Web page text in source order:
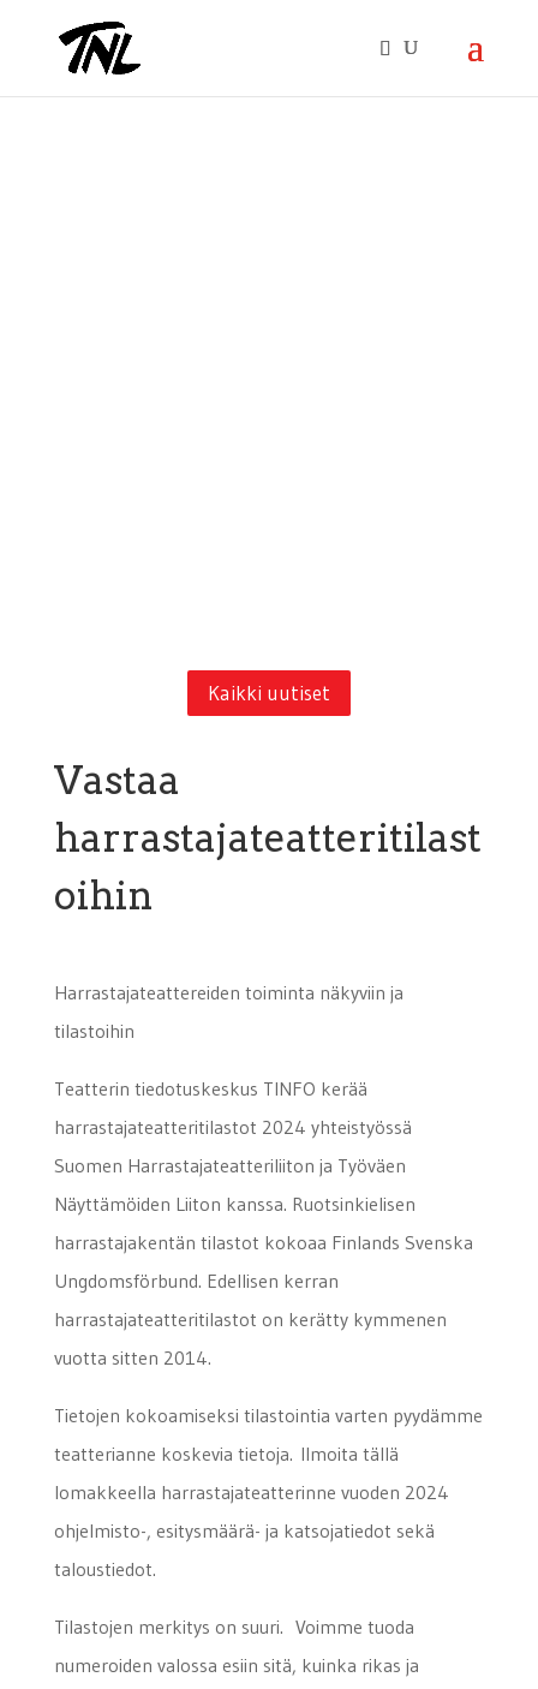
Kaikki uutiset
Vastaa
harrastajateatteritilast
oihin
Harrastajateattereiden toiminta näkyviin ja
tilastoihin
Teatterin tiedotuskeskus TINFO kerää
harrastajateatteritilastot 2024 yhteistyössä
Suomen Harrastajateatteriliiton ja Työväen
Näyttämöiden Liiton kanssa. Ruotsinkielisen
harrastajakentän tilastot kokoaa Finlands Svenska
Ungdomsförbund. Edellisen kerran
harrastajateatteritilastot on kerätty kymmenen
vuotta sitten 2014.
Tietojen kokoamiseksi tilastointia varten pyydämme
teatterianne koskevia tietoja. Ilmoita tällä
lomakkeella harrastajateatterinne vuoden 2024
ohjelmisto-, esitysmäärä- ja katsojatiedot sekä
taloustiedot.
Tilastojen merkitys on suuri. Voimme tuoda
numeroiden valossa esiin sitä, kuinka rikas ja